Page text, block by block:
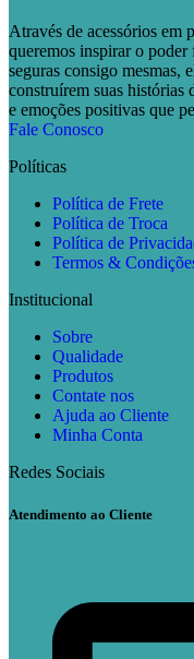
Através de acessórios em
queremos inspirar o poder
seguras consigo mesmas,
construírem suas histórias
e emoções positivas que
Fale Conosco
Políticas
Política de Frete
Política de Troca
Política de
Termos &
Institucional
Sobre
Qualidade
Produtos
Contate nos
Ajuda ao Cliente
Minha Conta
Redes Sociais
Atendimento ao Cliente